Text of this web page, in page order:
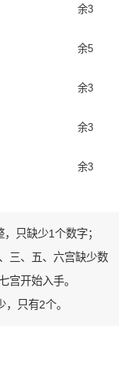
余3
余5
余3
余3
余3
只缺少1个数字；
三、五、六宫缺少数
宫开始入手。
只有2个。